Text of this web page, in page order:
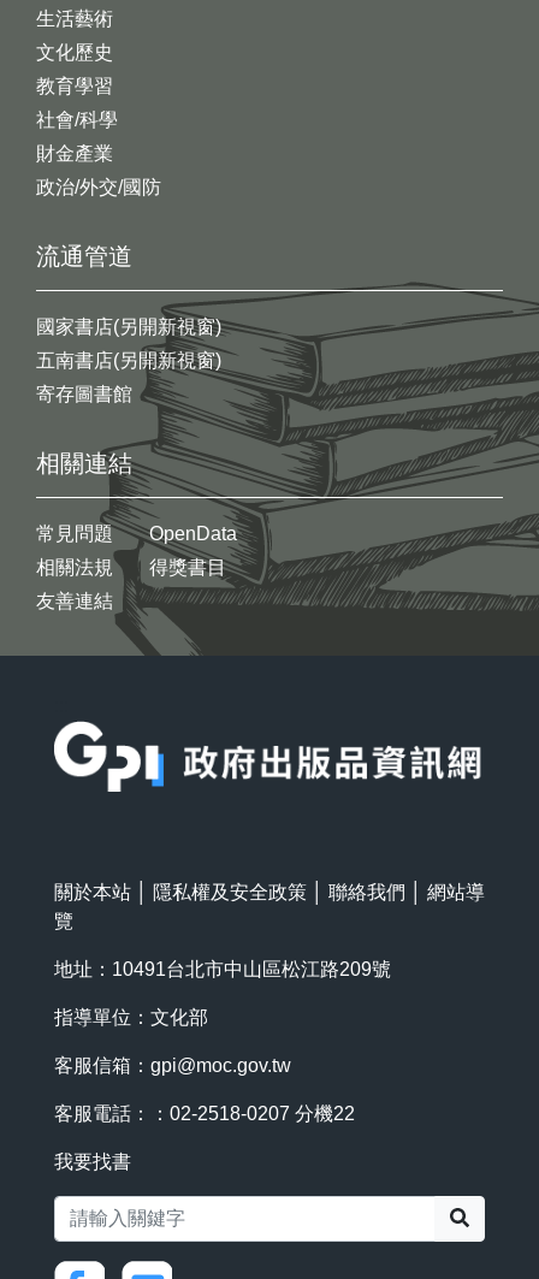
生活藝術
文化歷史
教育學習
社會/科學
財金產業
政治/外交/國防
流通管道
國家書店(另開新視窗)
五南書店(另開新視窗)
寄存圖書館
相關連結
常見問題
相關法規
友善連結
OpenData
得獎書目
關於本站 隱私權及安全政策 聯絡我們
網站導
覽
地址：10491台北市中山區松江路209號
指導單位：文化部
客服信箱： gpi@moc.gov.tw
客服電話：：02-2518-0207 分機22
我要找書